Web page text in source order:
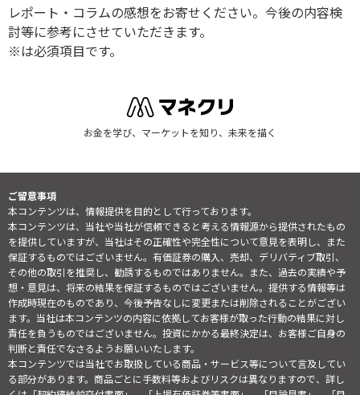
レポート・コラムの感想をお寄せください。今後の内容検
討等に参考にさせていただきます。
※は必須項目です。
お金を学び、マーケットを知り、未来を描く
ご留意事項
本コンテンツは、情報提供を目的として行っております。
本コンテンツは、当社や当社が信頼できると考える情報源から提供されたもの
を提供していますが、当社はその正確性や完全性について意見を表明し、また
保証するものではございません。有価証券の購入、売却、デリバティブ取引、
その他の取引を推奨し、勧誘するものではありません。また、過去の実績や予
想・意見は、将来の結果を保証するものではございません。提供する情報等は
作成時現在のものであり、今後予告なしに変更または削除されることがござい
ます。当社は本コンテンツの内容に依拠してお客様が取った行動の結果に対し
責任を負うものではございません。投資にかかる最終決定は、お客様ご自身の
判断と責任でなさるようお願いいたします。
本コンテンツでは当社でお取扱している商品・サービス等について言及してい
る部分があります。商品ごとに手数料等およびリスクは異なりますので、詳し